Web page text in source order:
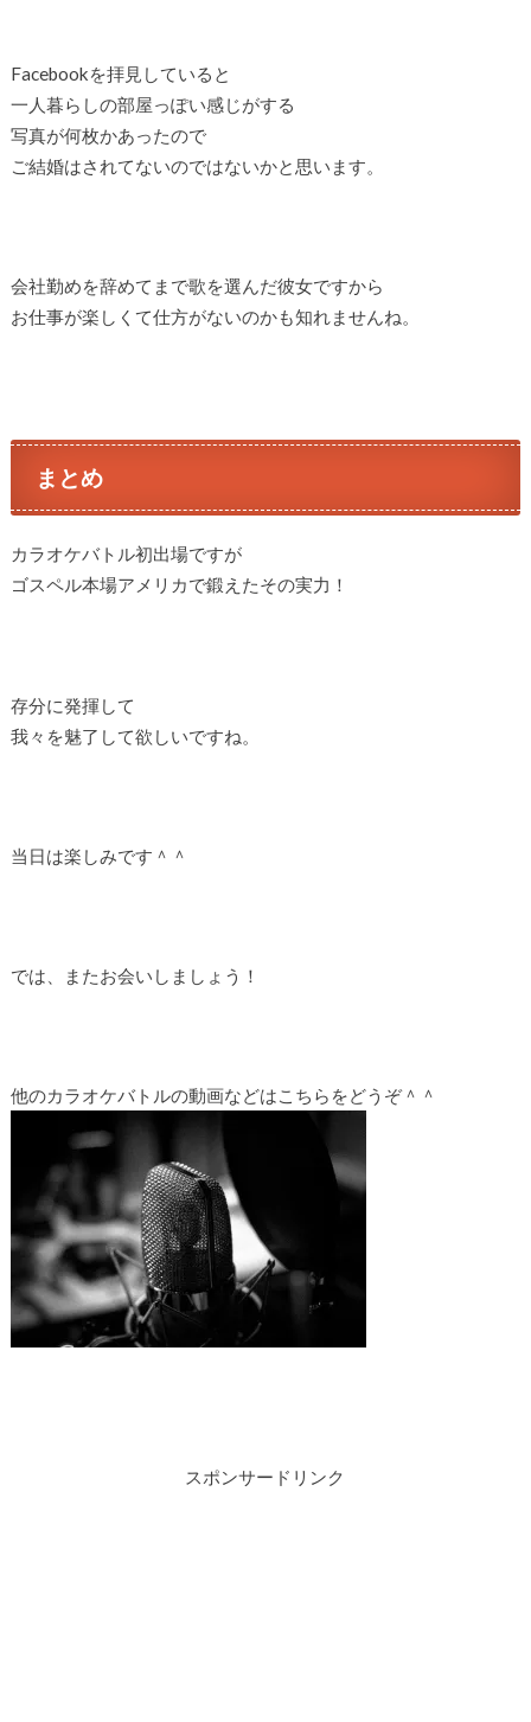
Facebookを拝見していると
一人暮らしの部屋っぽい感じがする
写真が何枚かあったので
ご結婚はされてないのではないかと思います。
会社勤めを辞めてまで歌を選んだ彼女ですから
お仕事が楽しくて仕方がないのかも知れませんね。
まとめ
カラオケバトル初出場ですが
ゴスペル本場アメリカで鍛えたその実力！
存分に発揮して
我々を魅了して欲しいですね。
当日は楽しみです＾＾
では、またお会いしましょう！
他のカラオケバトルの動画などはこちらをどうぞ＾＾
スポンサードリンク